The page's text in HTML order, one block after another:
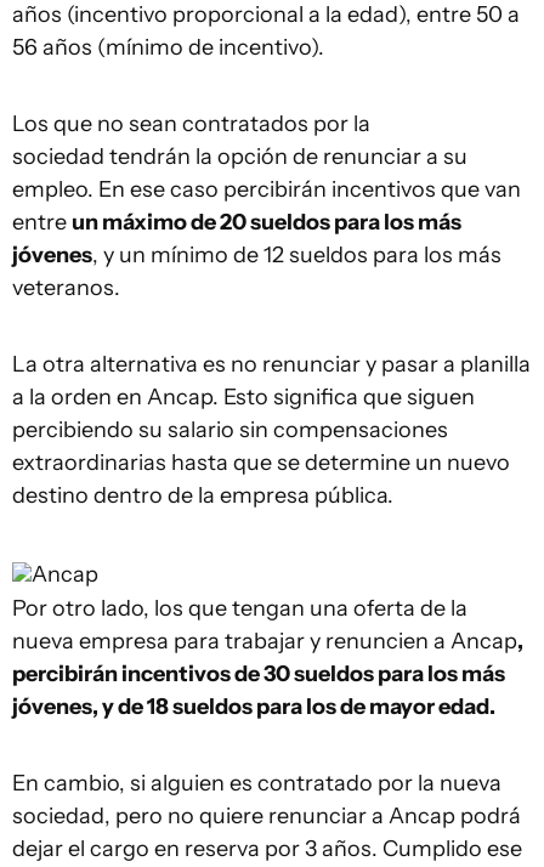
años (incentivo proporcional a la edad), entre 50 a
56 años (mínimo de incentivo).
Los que no sean contratados por la
sociedad tendrán la opción de renunciar a su
empleo. En ese caso percibirán incentivos que van
entre un máximo de 20 sueldos para los más
jóvenes, y un mínimo de 12 sueldos para los más
veteranos.
La otra alternativa es no renunciar y pasar a planilla
a la orden en Ancap. Esto significa que siguen
percibiendo su salario sin compensaciones
extraordinarias hasta que se determine un nuevo
destino dentro de la empresa pública.
Ancap
Por otro lado, los que tengan una oferta de la
nueva empresa para trabajar y renuncien a Ancap,
percibirán incentivos de 30 sueldos para los más
jóvenes, y de 18 sueldos para los de mayor edad.
En cambio, si alguien es contratado por la nueva
sociedad, pero no quiere renunciar a Ancap podrá
dejar el cargo en reserva por 3 años. Cumplido ese